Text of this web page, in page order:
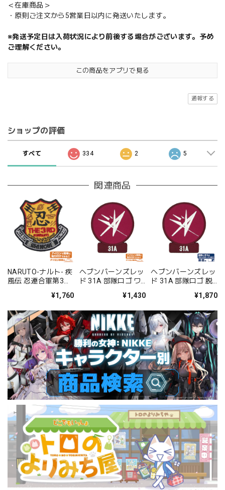
＜在庫商品＞
・原則ご注文から5営業日以内に発送いたします。
※発送予定日は入荷状況により前後する場合がございます。予め
ご理解ください。
この商品をアプリで見る
通報する
ショップの評価
すべて 334 2 5
関連商品
NARUTO-ナルト- 疾
風伝 忍連合軍第3部
¥1,760
ヘブンバーンズレッ
ド 31A 部隊ロゴ ワ
¥1,430
ヘブンバーンズレッ
ド 31A 部隊ロゴ 脱
¥1,870